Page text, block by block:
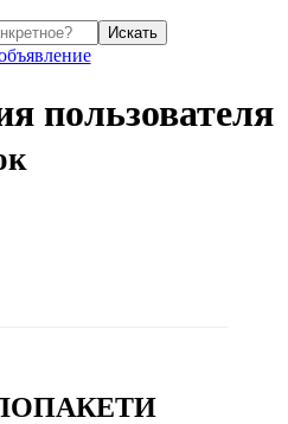
Искать
пользователя